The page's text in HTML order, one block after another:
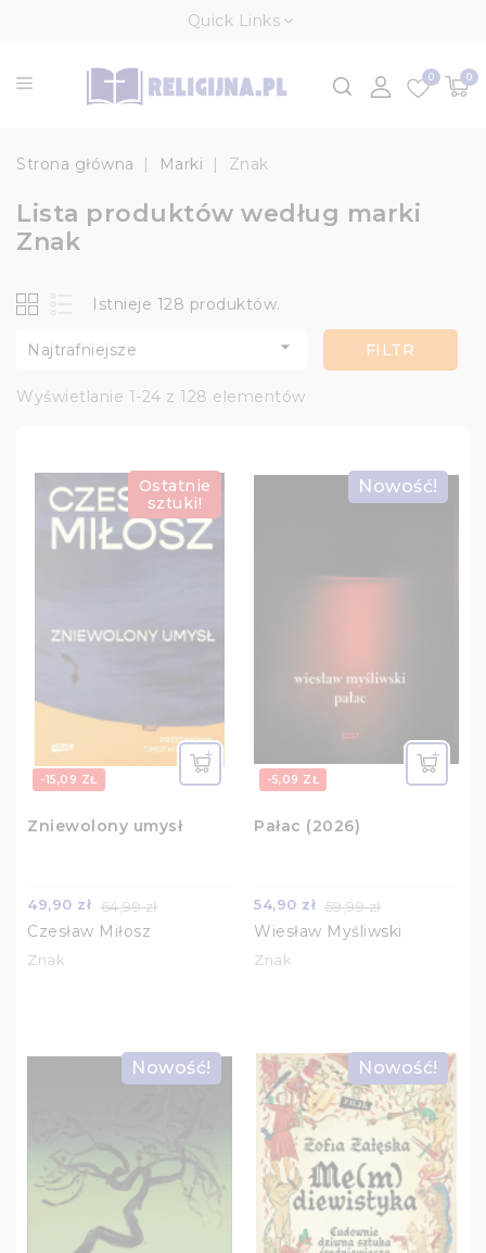
Quick Links
0
0
Strona główna Marki Znak
Lista produktów według marki
Znak
Istnieje 128 produktów.
Najtrafniejsze  FILTR
Wyświetlanie 1-24 z 128 elementów
-15,09 ZŁ
Ostatnie
sztuki!
Zniewolony umysł
49,90 zł 64,99 zł
Czesław Miłosz
Znak
-5,09 ZŁ
Nowość!
Pałac (2026)
54,90 zł 59,99 zł
Wiesław Myśliwski
Znak
Nowość! Nowość!